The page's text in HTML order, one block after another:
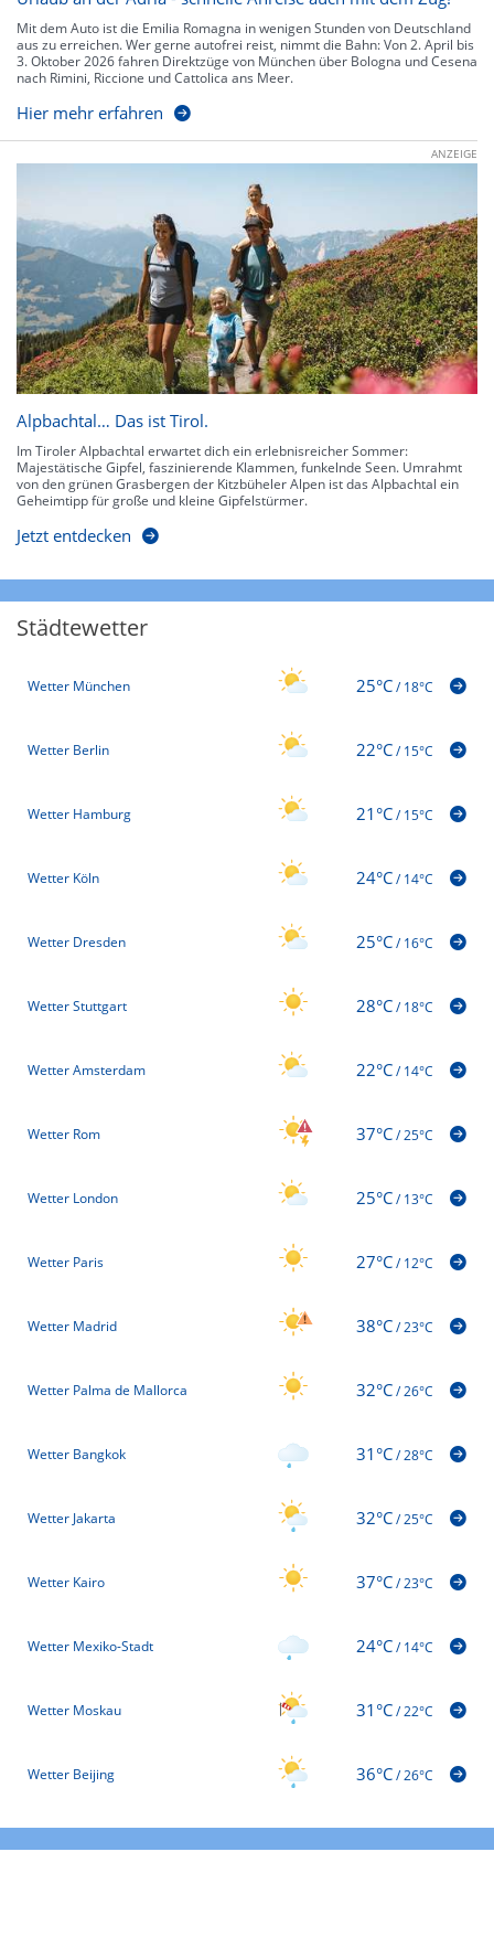
Mit dem Auto ist die Emilia Romagna in wenigen Stunden von Deutschland
aus zu erreichen. Wer gerne autofrei reist, nimmt die Bahn: Von 2. April bis
3. Oktober 2026 fahren Direktzüge von München über Bologna und Cesena
nach Rimini, Riccione und Cattolica ans Meer.
Hier mehr erfahren
ANZEIGE
Alpbachtal… Das ist Tirol.
Im Tiroler Alpbachtal erwartet dich ein erlebnisreicher Sommer:
Majestätische Gipfel, faszinierende Klammen, funkelnde Seen. Umrahmt
von den grünen Grasbergen der Kitzbüheler Alpen ist das Alpbachtal ein
Geheimtipp für große und kleine Gipfelstürmer.
Jetzt entdecken
Städtewetter
Wetter München 25°C/18°C
Wetter Berlin 22°C/15°C
Wetter Hamburg 21°C/15°C
Wetter Köln 24°C/14°C
Wetter Dresden 25°C/16°C
Wetter Stuttgart 28°C/18°C
Wetter Amsterdam 22°C/14°C
Wetter Rom 37°C/25°C
Wetter London 25°C/13°C
Wetter Paris 27°C/12°C
Wetter Madrid 38°C/23°C
Wetter Palma de Mallorca 32°C/26°C
Wetter Bangkok 31°C/28°C
Wetter Jakarta 32°C/25°C
Wetter Kairo 37°C/23°C
Wetter Mexiko-Stadt 24°C/14°C
Wetter Moskau 31°C/22°C
Wetter Beijing 36°C/26°C